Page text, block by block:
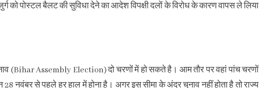
को पोस्टल बैलट की सुविधा देने का आदेश विपक्षी दलों के विरोध के कारण वापस ले लिया
(Bihar Assembly Election) दो चरणों में हो सकते है। आम तौर पर वहां पांच चरणों
नवंबर से पहले हर हाल में होना है। अगर इस सीमा के अंदर चुनाव नहीं होता है तो राज्य